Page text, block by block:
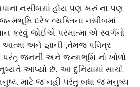
નસીબમાં હોય પણ ખરું ના પણ
દરેક વ્યક્તિના નસીબમાં
કરવું જોઈએ પરમાત્મા એ સ્વર્ગનો
આત્મા અને જ્ઞાની ,તેમજ પવિત્ર
જનની અને જન્મભૂમિ નો ખોળો
આપ્યો છે. આ દુનિયામાં સાચો
માટે જ નહીં પરંતુ બધા જ મનુષ્ય